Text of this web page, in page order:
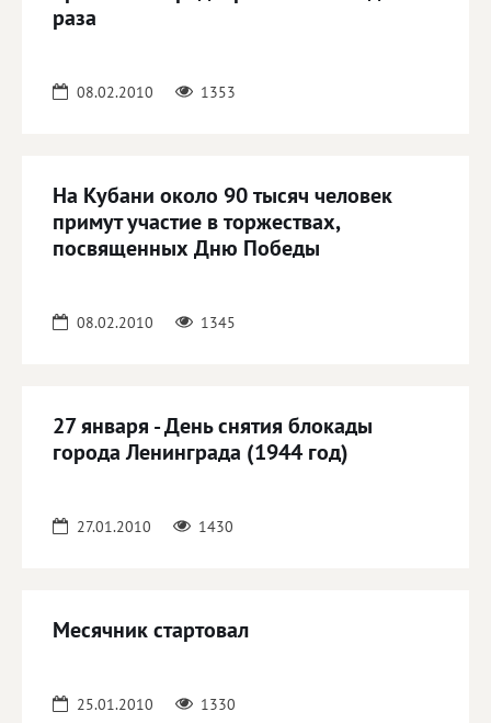
раза
08.02.2010 1353
На Кубани около 90 тысяч человек
примут участие в торжествах,
посвященных Дню Победы
08.02.2010 1345
27 января - День снятия блокады
города Ленинграда (1944 год)
27.01.2010 1430
Месячник стартовал
25.01.2010 1330